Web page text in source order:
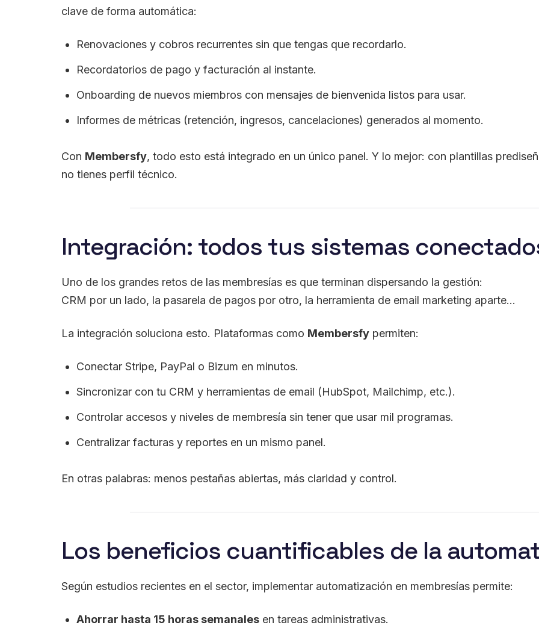
clave de forma automática:
Renovaciones y cobros recurrentes sin que tengas que recordarlo.
Recordatorios de pago y facturación al instante.
Onboarding de nuevos miembros con mensajes de bienvenida listos para usar.
Informes de métricas (retención, ingresos, cancelaciones) generados al momento.
Con Membersfy, todo esto está integrado en un único panel. Y lo mejor: con plantillas
no tienes perfil técnico.
Integración: todos tus sistemas
Uno de los grandes retos de las membresías es que terminan dispersando la gestión:
CRM por un lado, la pasarela de pagos por otro, la herramienta de email marketing aparte…
La integración soluciona esto. Plataformas como Membersfy permiten:
Conectar Stripe, PayPal o Bizum en minutos.
Sincronizar con tu CRM y herramientas de email (HubSpot, Mailchimp, etc.).
Controlar accesos y niveles de membresía sin tener que usar mil programas.
Centralizar facturas y reportes en un mismo panel.
En otras palabras: menos pestañas abiertas, más claridad y control.
Los beneficios cuantificables de la
Según estudios recientes en el sector, implementar automatización en membresías permite:
Ahorrar hasta 15 horas semanales en tareas administrativas.